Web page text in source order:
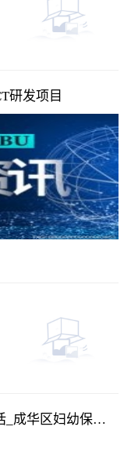
研发项目
_成华区妇幼保健